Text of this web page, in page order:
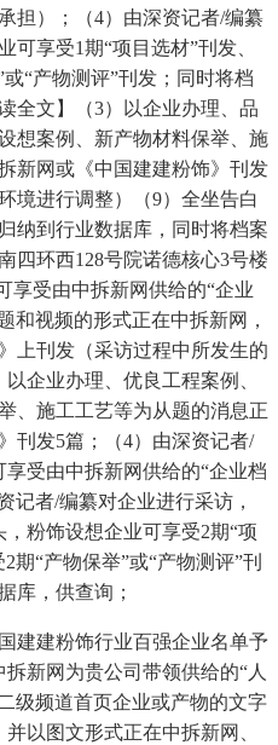
担）；（4）由深资记者/编纂
可享受1期“项目选材”刊发、
“产物测评”刊发；同时将档
全文】（3）以企业办理、品
想案例、新产物材料保举、施
新网或《中国建建粉饰》刊发
境进行调整）（9）全坐告白
纳到行业数据库，同时将档案
四环西128号院诺德核心3号楼
享受由中拆新网供给的“企业
和视频的形式正在中拆新网，
上刊发（采访过程中所发生的
企业办理、优良工程案例、
、施工工艺等为从题的消息正
刊发5篇；（4）由深资记者/
受由中拆新网供给的“企业档
记者/编纂对企业进行采访，
，粉饰设想企业可享受2期“项
期“产物保举”或“产物测评”刊
库，供查询；
建粉饰行业百强企业名单予
新网为贵公司带领供给的“人
级频道首页企业或产物的文字
以图文形式正在中拆新网、